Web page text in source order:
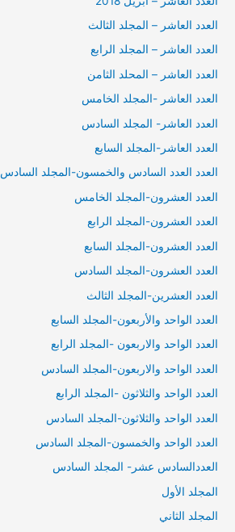
العدد العاشر – المجلد الثالث
العدد العاشر – المجلد الرابع
العدد العاشر – المحلد الثامن
العدد العاشر -المجلد الخامس
العدد العاشر- المجلد السادس
العدد العاشر-المجلد السابع
العدد العدد السادس والخمسون-المجلد السادس
العدد العشرون-المجلد الخامس
العدد العشرون-المجلد الرابع
العدد العشرون-المجلد السابع
العدد العشرون-المجلد السادس
العدد العشرين-المجلد الثالث
العدد الواحد والأربعون-المجلد السابع
العدد الواحد والاربعون -المجلد الرابع
العدد الواحد والاربعون-المجلد السادس
العدد الواحد والثلاثون -المجلد الرابع
العدد الواحد والثلاثون-المجلد السادس
العدد الواحد والخمسون-المجلد السادس
العددالسادس عشر- المجلد السادس
المجلد الأول
المجلد الثاني